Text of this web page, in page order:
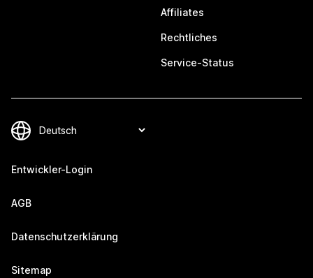
Affiliates
Rechtliches
Service-Status
Entwickler-Login
AGB
Datenschutzerklärung
Sitemap